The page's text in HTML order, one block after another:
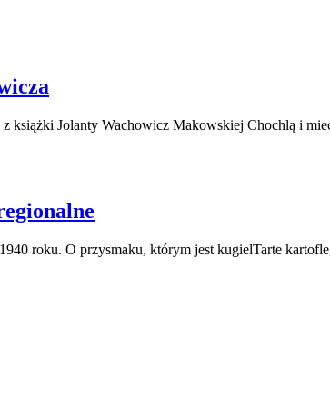
Jolanty Wachowicz Makowskiej Chochlą i
roku. O przysmaku, którym jest kugielTarte